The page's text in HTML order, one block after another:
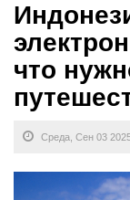
что
Среда, Сен 03